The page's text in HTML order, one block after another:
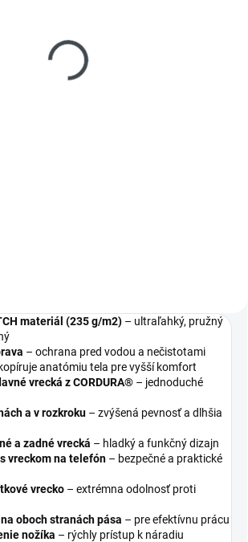
materiál (235 g/m2) – ultraľahký, pružný
– ochrana pred vodou a nečistotami
anatómiu tela pre vyšší komfort
vrecká z CORDURA® – jednoduché
a v rozkroku – zvýšená pevnosť a dlhšia
a zadné vrecká – hladký a funkčný dizajn
vreckom na telefón – bezpečné a praktické
vrecko – extrémna odolnosť proti
oboch stranách pása – pre efektívnu prácu
nožíka – rýchly prístup k náradiu